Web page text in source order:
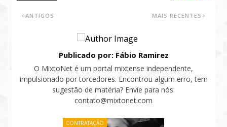
MAIS RECENTES
ANTIGOS
Publicado por: Fábio Ramirez
O MixtoNet é um portal mixtense independente,
impulsionado por torcedores. Encontrou algum erro, tem
sugestão de matéria? Envie para nós:
contato@mixtonet.com
CONTRATAÇÃO